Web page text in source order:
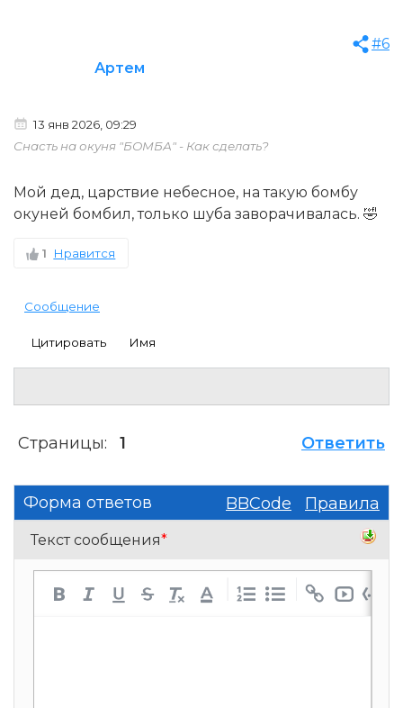
Артем
#6
13 янв 2026, 09:29
Снасть на окуня "БОМБА" - Как сделать?
Мой дед, царствие небесное, на такую бомбу
окуней бомбил, только шуба заворачивалась. 🤣
1 Нравится
Сообщение
Цитировать Имя
Страницы: 1 Ответить
BBCode Правила
Форма ответов
Текст сообщения*